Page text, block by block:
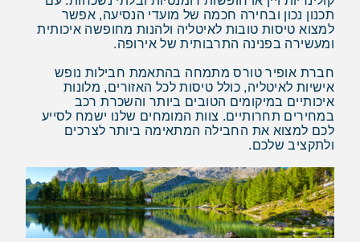
תכנון נכון ובחירה חכמה של מועדי הנסיעה, אפשר
למצוא טיסות טובות לאיטליה ולהנות מחופשה איכותית
ומעשירה בפנינה התרבותית של אירופה.
חברת אופיר טורס מתמחה בהתאמת חבילות נופש
אישיות לאיטליה, כולל טיסות לכל האזורים, מלונות
איכותיים במיקומים הטובים ביותר והשכרת רכב
במחירים תחרותיים. צוות המומחים שלנו ישמח לסייע
לכם למצוא את החבילה המתאימה ביותר לצרכים
ולתקציב שלכם.